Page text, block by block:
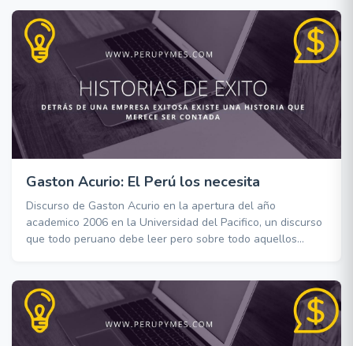
Gaston Acurio: El Perú los necesita
Discurso de Gaston Acurio en la apertura del año
academico 2006 en la Universidad del Pacifico, un discurso
que todo peruano debe leer pero sobre todo aquellos